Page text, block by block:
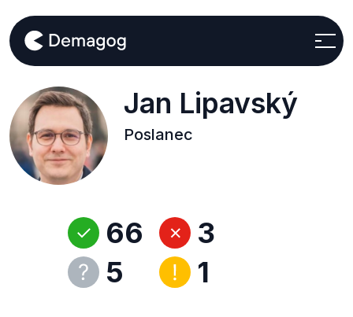
Jan Lipavský
Poslanec
66
5
3
1